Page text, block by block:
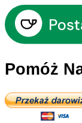
Pomóż